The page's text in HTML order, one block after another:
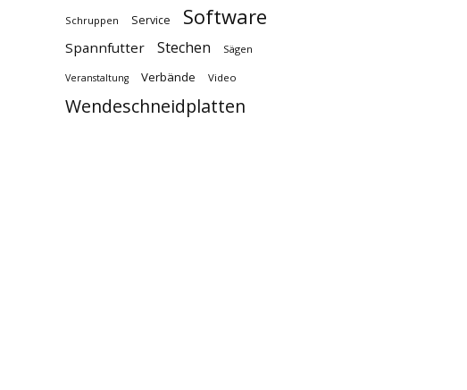
Schruppen Service Software
Spannfutter Stechen Sägen
Veranstaltung Verbände Video
Wendeschneidplatten